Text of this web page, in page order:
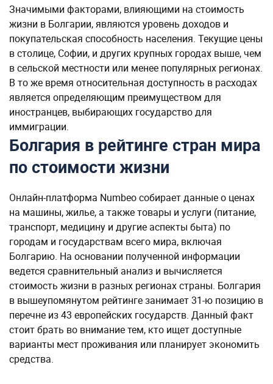
Значимыми факторами, влияющими на стоимость
жизни в Болгарии, являются уровень доходов и
покупательская способность населения. Текущие цены
в столице, Софии, и других крупных городах выше, чем
в сельской местности или менее популярных регионах.
В то же время относительная доступность в расходах
является определяющим преимуществом для
иностранцев, выбирающих государство для
иммиграции.
Болгария в рейтинге стран мира
по стоимости жизни
Онлайн-платформа Numbeo собирает данные о ценах
на машины, жилье, а также товары и услуги (питание,
транспорт, медицину и другие аспекты быта) по
городам и государствам всего мира, включая
Болгарию. На основании полученной информации
ведется сравнительный анализ и вычисляется
стоимость жизни в разных регионах страны. Болгария
в вышеупомянутом рейтинге занимает 31-ю позицию в
перечне из 43 европейских государств. Данный факт
стоит брать во внимание тем, кто ищет доступные
варианты мест проживания или планирует экономить
средства.